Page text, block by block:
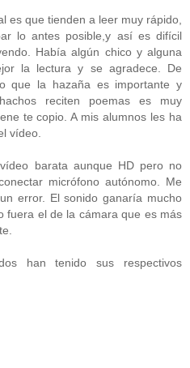
es que tienden a leer muy rápido,
lo antes posible,y así es difícil
Había algún chico y alguna
la lectura y se agradece. De
que la hazaña es importante y
reciten poemas es muy
te copio. A mis alumnos les ha
vídeo.
barata aunque HD pero no
micrófono autónomo. Me
error. El sonido ganaría mucho
fuera el de la cámara que es más
han tenido sus respectivos